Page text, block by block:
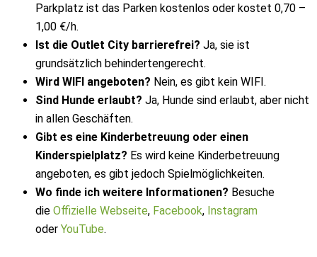
Parkplatz ist das Parken kostenlos oder kostet 0,70 –
1,00 €/h.
Ist die Outlet City barrierefrei? Ja, sie ist
grundsätzlich behindertengerecht.
Wird WIFI angeboten? Nein, es gibt kein WIFI.
Sind Hunde erlaubt? Ja, Hunde sind erlaubt, aber nicht
in allen Geschäften.
Gibt es eine Kinderbetreuung oder einen
Kinderspielplatz? Es wird keine Kinderbetreuung
angeboten, es gibt jedoch Spielmöglichkeiten.
Wo finde ich weitere Informationen? Besuche
die Offizielle Webseite, Facebook, Instagram
oder YouTube.